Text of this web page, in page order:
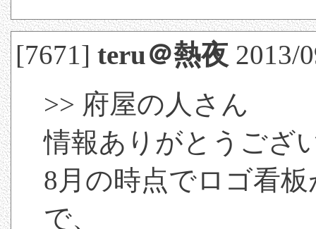
[7671]teru＠熱夜 2013/
>> 府屋の人さん
情報ありがとうござ
8月の時点でロゴ看
で、